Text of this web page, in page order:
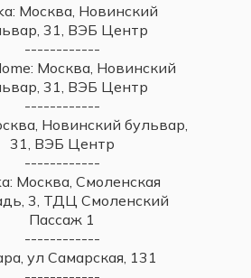
Москва, Новинский
31, ВЭБ Центр
------------
Москва, Новинский
31, ВЭБ Центр
------------
Новинский бульвар,
31, ВЭБ Центр
------------
Москва, Смоленская
3, ТДЦ Смоленский
Пассаж 1
------------
ул Самарская, 131